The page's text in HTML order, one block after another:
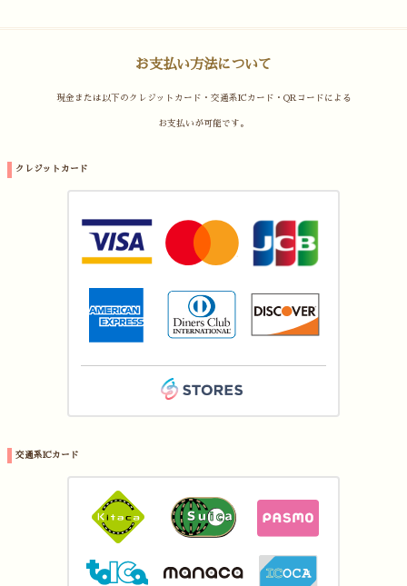
お支払い方法について
現金または以下のクレジットカード・交通系ICカード・QRコードによる
お支払いが可能です。
クレジットカード
交通系ICカード